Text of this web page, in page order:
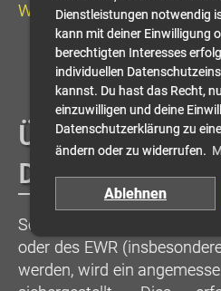
Dienstleistungen notwendig
kann mit deiner Einwilligung
berechtigten Interesses
individuellen
kannst. Du hast das Recht,
einzuwilligen und deine
Datenschutzerklärung zu
ändern oder zu widerrufen.
Ablehnen
Widerruf:
Ein
Cookie-
Browser
Übermittlung
Drittstaaten
Soweit Daten in Länder
oder des EWR
werden, wird ein